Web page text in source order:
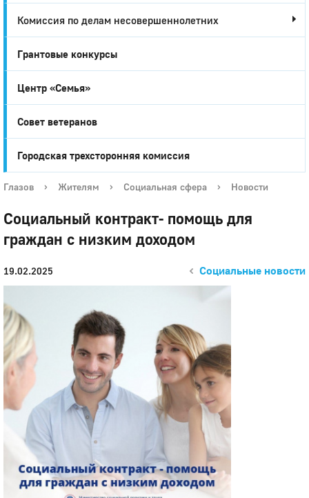
Комиссия по делам несовершеннолетних
Грантовые конкурсы
Центр «Семья»
Совет ветеранов
Городская трехсторонняя комиссия
Глазов › Жителям › Социальная сфера › Новости
Социальный контракт- помощь для
граждан с низким доходом
19.02.2025 Социальные новости